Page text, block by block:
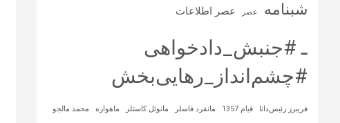
شبنامه عصر عصر اطلاعات
ـ #جنبش_دادخواهی
#چشم‌انداز_رهایی‌بخش
فریبرز رئیس‌دانا قیام 1357 مانفرد فاسلر مانوئل کاستلز ماهواره‌ محمد مالجو